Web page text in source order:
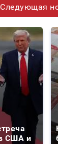
Следующая
США и